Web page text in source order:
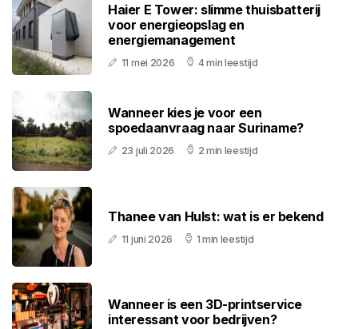
Haier E Tower: slimme thuisbatterij
voor energieopslag en
energiemanagement
11 mei 2026 4 min leestijd
Wanneer kies je voor een
spoedaanvraag naar Suriname?
23 juli 2026 2 min leestijd
Thanee van Hulst: wat is er bekend
11 juni 2026 1 min leestijd
Wanneer is een 3D-printservice
interessant voor bedrijven?